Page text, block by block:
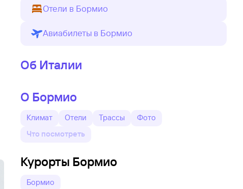
Отели в Бормио
Авиабилеты в Бормио
Об Италии
О Бормио
Климат Отели Трассы
Фото
Что посмотреть
Курорты Бормио
Бормио